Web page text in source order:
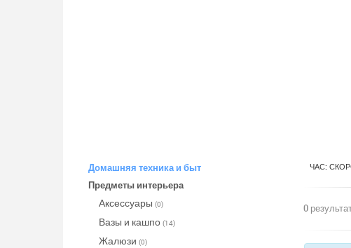
Домашняя техника и быт
Предметы интерьера
Аксессуары (0)
Вазы и кашпо (14)
Жалюзи (0)
ЧАС:
0